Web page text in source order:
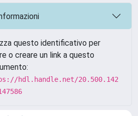
questo identificativo per
o creare un link a questo
hdl.handle.net/20.500.142